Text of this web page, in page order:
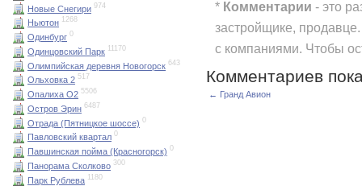
Новые Снегири 974
Ньютон 1268
Одинбург 0
Одинцовский Парк 11170
Олимпийская деревня Новогорск 643
Ольховка 2 517
Опалиха О2 5506
Остров Эрин 6487
Отрада (Пятницкое шоссе) 0
Павловский квартал 0
Павшинская пойма (Красногорск) 0
Панорама Сколково 300
Парк Рублева 1180
* Комментарии - это
застройщике,
с компаниями. Чтобы
Комментариев
← Гранд Авион